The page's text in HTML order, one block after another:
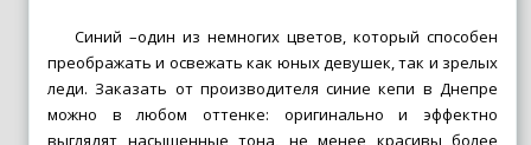
Синий –один из немногих цветов, который способен
преображать и освежать как юных девушек, так и зрелых
леди. Заказать от производителя синие кепи в Днепре
можно в любом оттенке: оригинально и эффектно
выглядят насыщенные тона, не менее красивы более